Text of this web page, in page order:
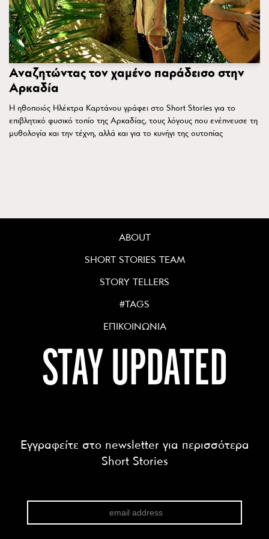
Αναζητώντας τον χαμένο παράδεισο στην
Αρκαδία
Η ηθοποιός Ηλέκτρα Καρτάνου γράφει στο Short Stories για το
επιβλητικό φυσικό τοπίο της Αρκαδίας, τους λόγους που ενέπνευσε τη
μυθολογία και την τέχνη, αλλά και για το κυνήγι της ουτοπίας
ABOUT
SHORT STORIES TEAM
STORY TELLERS
#TAGS
ΕΠΙΚΟΙΝΩΝΙΑ
STAY UPDATED
Εγγραφείτε στο newsletter για περισσότερα
Short Stories